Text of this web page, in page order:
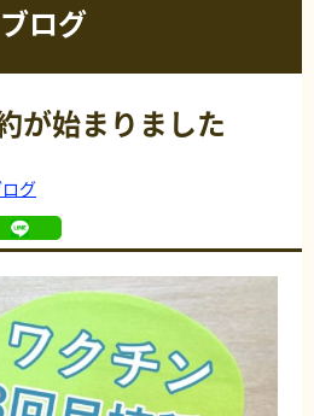
ブログ
が始まりました
グ